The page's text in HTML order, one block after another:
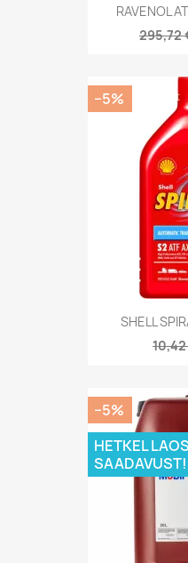
RAVENOL
295,72
SHELL
−5%
−5%
HETKEL
SAADAVUST!